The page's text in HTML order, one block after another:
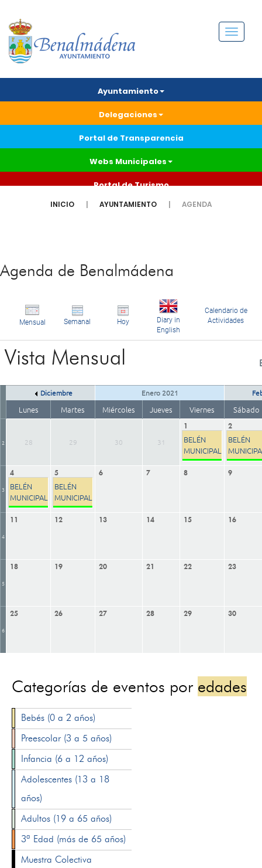
Menú
Ayuntamiento
Delegaciones
Portal de Transparencia
Webs Municipales
Portal de Turismo
INICIO AYUNTAMIENTO AGENDA
Agenda de Benalmádena
Mensual Semanal Hoy
Diary in
English
Calendario de
Actividades
Vista Mensual
Diciembre Enero 2021
Lunes Martes Miércoles Jueves Viernes Sábado
2 28 29 30 31
1
BELÉN
MUNICIPAL
2
BELÉN
3
4
BELÉN
MUNICIPAL
5
BELÉN
MUNICIPAL
6 7 8 9
4
11 12 13 14 15 16
5
18 19 20 21 22 23
6
25 26 27 28 29 30
Categorías de eventos por edades
Bebés (0 a 2 años)
Preescolar (3 a 5 años)
Infancia (6 a 12 años)
Adolescentes (13 a 18
años)
Adultos (19 a 65 años)
3ª Edad (más de 65 años)
Muestra Colectiva